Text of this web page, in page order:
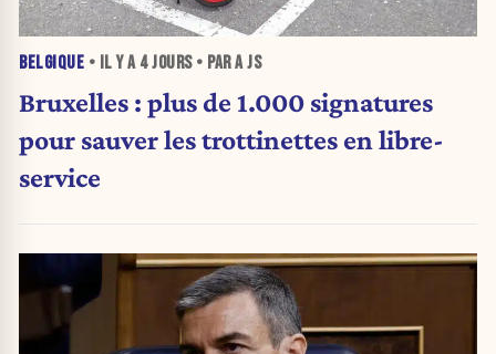
BELGIQUE • IL Y A 4 JOURS• PAR A JS
Bruxelles : plus de 1.000 signatures
pour sauver les trottinettes en libre-
service